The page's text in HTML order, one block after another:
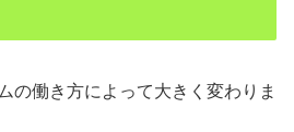
の働き方によって大きく変わりま